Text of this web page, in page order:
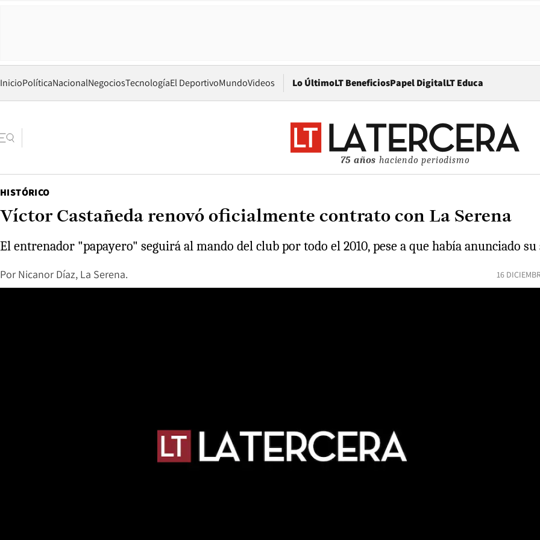
InicioPolíticaNacionalNegociosTecnologíaEl DeportivoMundoVideos Lo ÚltimoLT BeneficiosPapel DigitalOpens in new window
LT Educa
75 años haciendo periodismo
HISTÓRICO
Víctor Castañeda renovó oficialmente contrato con La Serena
El entrenador "papayero" seguirá al mando del club por todo el 2010, pese a que había anunciado su
Por Nicanor Díaz, La Serena. 16